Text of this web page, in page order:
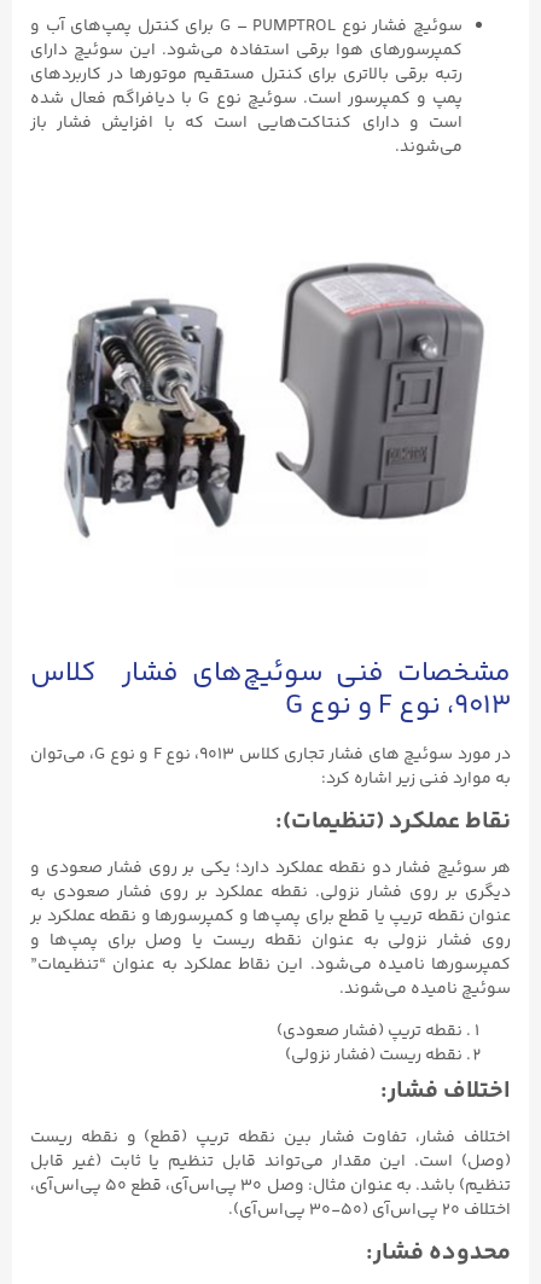
سوئیچ فشار نوع G – PUMPTROL برای کنترل پمپ‌های آب و
کمپرسورهای هوا برقی استفاده می‌شود. این سوئیچ دارای
رتبه برقی بالاتری برای کنترل مستقیم موتورها در کاربردهای
پمپ و کمپرسور است. سوئیچ نوع G با دیافراگم فعال شده
است و دارای کنتاکت‌هایی است که با افزایش فشار باز
می‌شوند.
مشخصات فنی سوئیچ‌های فشار کلاس
۹۰۱۳، نوع F و نوع G
در مورد سوئیچ‌ های فشار تجاری کلاس ۹۰۱۳، نوع F و نوع G، می‌توان
به موارد فنی زیر اشاره کرد:
نقاط عملکرد (تنظیمات):
هر سوئیچ فشار دو نقطه عملکرد دارد؛ یکی بر روی فشار صعودی و
دیگری بر روی فشار نزولی. نقطه عملکرد بر روی فشار صعودی به
عنوان نقطه تریپ یا قطع برای پمپ‌ها و کمپرسورها و نقطه عملکرد بر
روی فشار نزولی به عنوان نقطه ریست یا وصل برای پمپ‌ها و
کمپرسورها نامیده می‌شود. این نقاط عملکرد به عنوان “تنظیمات”
سوئیچ نامیده می‌شوند.
نقطه تریپ (فشار صعودی)
نقطه ریست (فشار نزولی)
اختلاف فشار:
اختلاف فشار، تفاوت فشار بین نقطه تریپ (قطع) و نقطه ریست
(وصل) است. این مقدار می‌تواند قابل تنظیم یا ثابت (غیر قابل
تنظیم) باشد. به عنوان مثال: وصل ۳۰ پی‌اس‌آی، قطع ۵۰ پی‌اس‌آی،
اختلاف ۲۰ پی‌اس‌آی (۵۰-۳۰ پی‌اس‌آی).
محدوده فشار: